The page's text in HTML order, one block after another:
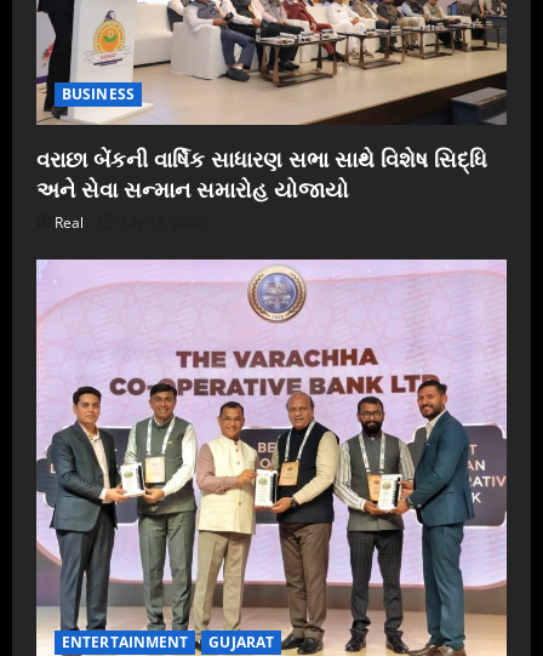
BUSINESS
વરાછા બેંકની વાર્ષિક સાધારણ સભા સાથે વિશેષ સિદ્ધિ
અને સેવા સન્માન સમારોહ યોજાયો
Real
ENTERTAINMENT GUJARAT